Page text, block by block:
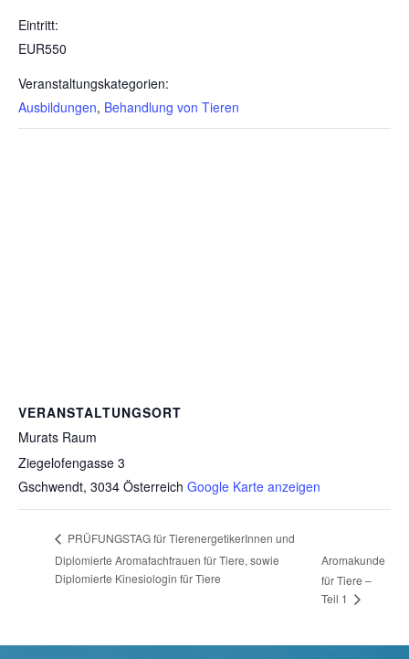
Eintritt:
EUR550
Veranstaltungskategorien:
Ausbildungen, Behandlung von Tieren
VERANSTALTUNGSORT
Murats Raum
Ziegelofengasse 3
Gschwendt, 3034 Österreich Google Karte anzeigen
PRÜFUNGSTAG für TierenergetikerInnen und
Diplomierte Aromafachfrauen für Tiere, sowie
Diplomierte Kinesiologin für Tiere
Aromakunde
für Tiere –
Teil 1